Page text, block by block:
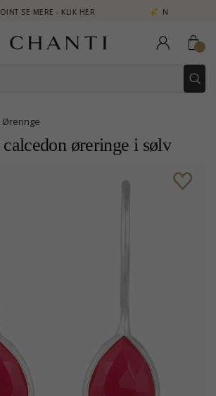
- KLIK HER NEW COLLECTION | AURA
Øreringe
øreringe i sølv